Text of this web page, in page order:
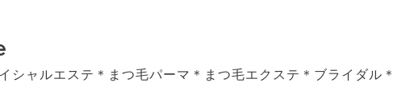
シャルエステ＊まつ毛パーマ＊まつ毛エクステ＊ブライダル